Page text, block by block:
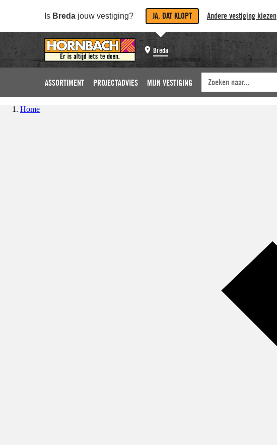
Is Breda jouw vestiging? JA, DAT KLOPT Andere vestiging kiezen
Breda
ASSORTIMENT PROJECTADVIES MIJN VESTIGING
Home